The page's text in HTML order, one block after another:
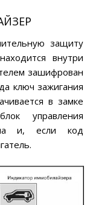
защиту
внутри
зашифрован
ключ зажигания
в замке
управления
и, если код